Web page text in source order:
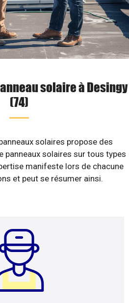
solaire à Desingy
(74)
solaires propose des
panneaux solaires sur tous types
manifeste lors de chacune
et peut se résumer ainsi.